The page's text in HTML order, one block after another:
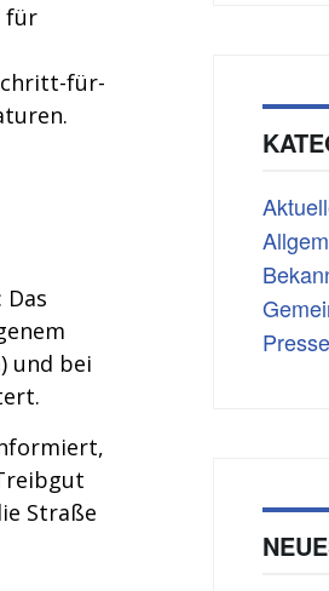
für
für-
und bei
Straße